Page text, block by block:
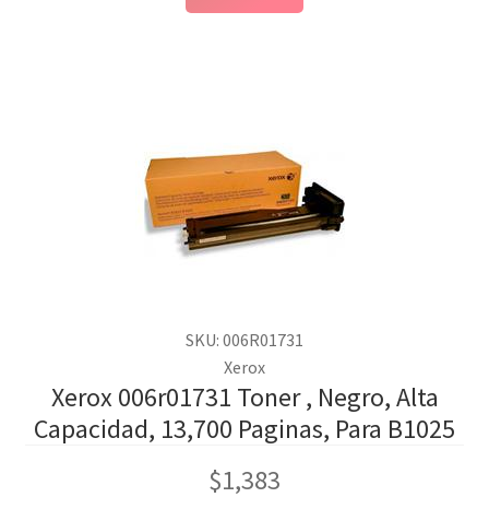
SKU: 006R01731
Xerox
Xerox 006r01731 Toner , Negro, Alta
Capacidad, 13,700 Paginas, Para B1025
$1,383